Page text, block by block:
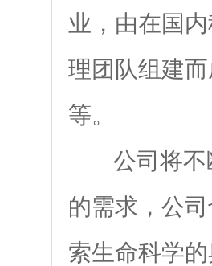
业，由在国
理团队组建
等。
公司将
的需求，公
索生命科学